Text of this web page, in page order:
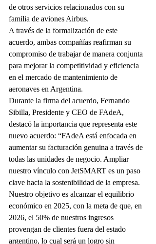
de otros servicios relacionados con su
familia de aviones Airbus.
A través de la formalización de este
acuerdo, ambas compañías reafirman su
compromiso de trabajar de manera conjunta
para mejorar la competitividad y eficiencia
en el mercado de mantenimiento de
aeronaves en Argentina.
Durante la firma del acuerdo, Fernando
Sibilla, Presidente y CEO de FAdeA,
destacó la importancia que representa este
nuevo acuerdo: “FAdeA está enfocada en
aumentar su facturación genuina a través de
todas las unidades de negocio. Ampliar
nuestro vínculo con JetSMART es un paso
clave hacia la sostenibilidad de la empresa.
Nuestro objetivo es alcanzar el equilibrio
económico en 2025, con la meta de que, en
2026, el 50% de nuestros ingresos
provengan de clientes fuera del estado
argentino, lo cual será un logro sin